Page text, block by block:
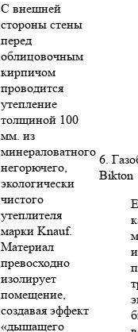
С внешней
стороны стены
перед
облицовочным
кирпичом
проводится
утепление
толщиной 100
мм. из
минераловатного
негорючего,
экологически
чистого
утеплителя
марки Knauf.
Материал
превосходно
изолирует
помещение,
создавая эффект
«дышащего
6.
Bikton